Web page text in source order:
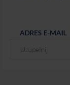
ADRES E-MAIL